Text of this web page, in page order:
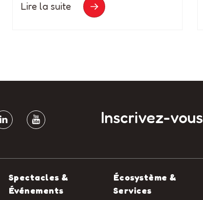
Lire la suite
Inscrivez-vous
Spectacles &
Événements
Écosystème &
Services